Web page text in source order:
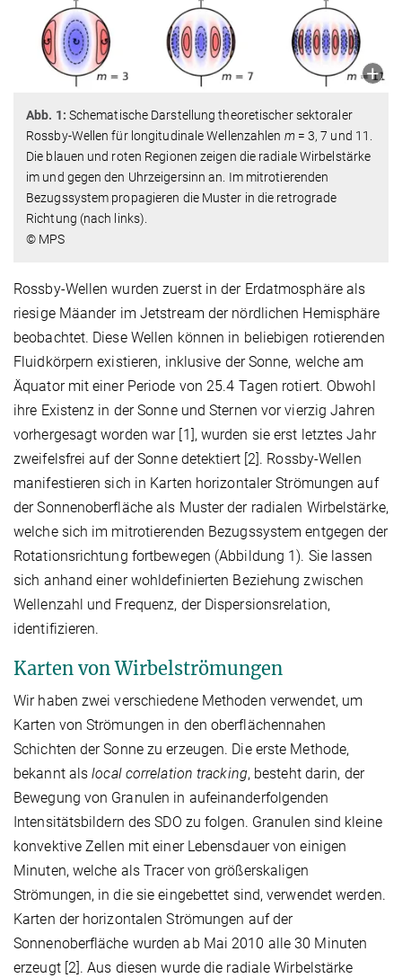
Abb. 1: Schematische Darstellung theoretischer sektoraler
Rossby-Wellen für longitudinale Wellenzahlen m= 3, 7 und 11.
Die blauen und roten Regionen zeigen die radiale Wirbelstärke
im und gegen den Uhrzeigersinn an. Im mitrotierenden
Bezugssystem propagieren die Muster in die retrograde
Richtung (nach links).
© MPS
Rossby-Wellen wurden zuerst in der Erdatmosphäre als
riesige Mäander im Jetstream der nördlichen Hemisphäre
beobachtet. Diese Wellen können in beliebigen rotierenden
Fluidkörpern existieren, inklusive der Sonne, welche am
Äquator mit einer Periode von 25.4 Tagen rotiert. Obwohl
ihre Existenz in der Sonne und Sternen vor vierzig Jahren
vorhergesagt worden war [1], wurden sie erst letztes Jahr
zweifelsfrei auf der Sonne detektiert [2]. Rossby-Wellen
manifestieren sich in Karten horizontaler Strömungen auf
der Sonnenoberfläche als Muster der radialen Wirbelstärke,
welche sich im mitrotierenden Bezugssystem entgegen der
Rotationsrichtung fortbewegen (Abbildung 1). Sie lassen
sich anhand einer wohldefinierten Beziehung zwischen
Wellenzahl und Frequenz, der Dispersionsrelation,
identifizieren.
Karten von Wirbelströmungen
Wir haben zwei verschiedene Methoden verwendet, um
Karten von Strömungen in den oberflächennahen
Schichten der Sonne zu erzeugen. Die erste Methode,
bekannt alslocal correlation tracking, besteht darin, der
Bewegung von Granulen in aufeinanderfolgenden
Intensitätsbildern des SDO zu folgen. Granulen sind kleine
konvektive Zellen mit einer Lebensdauer von einigen
Minuten, welche als Tracer von größerskaligen
Strömungen, in die sie eingebettet sind, verwendet werden.
Karten der horizontalen Strömungen auf der
Sonnenoberfläche wurden ab Mai 2010 alle 30 Minuten
erzeugt [2]. Aus diesen wurde die radiale Wirbelstärke